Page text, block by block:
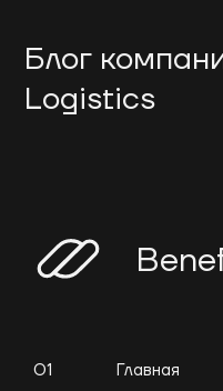
Блог
Logistics
01
Главная